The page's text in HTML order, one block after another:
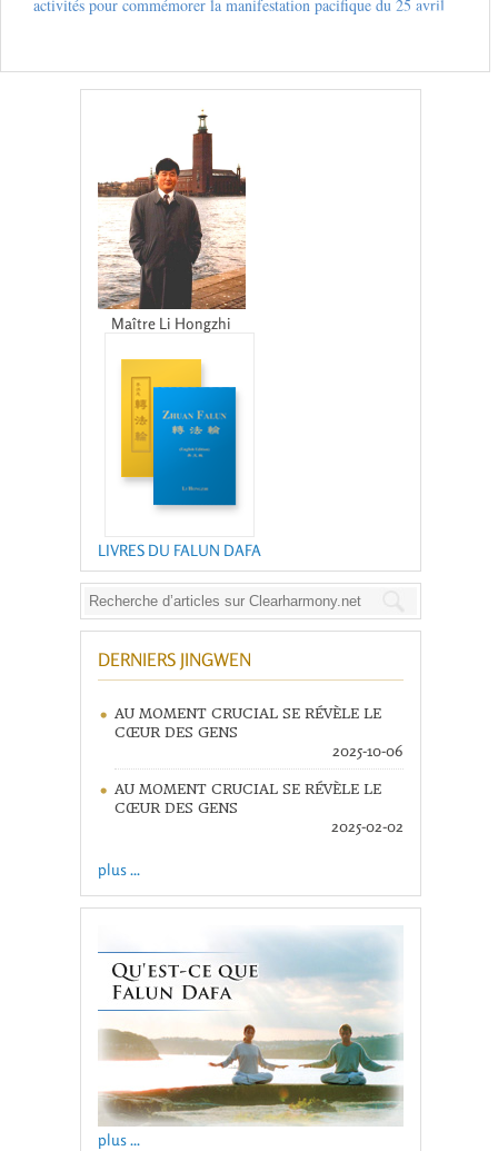
activités pour commémorer la manifestation pacifique du 25 avril
Maître Li Hongzhi
LIVRES DU FALUN DAFA
DERNIERS JINGWEN
AU MOMENT CRUCIAL SE RÉVÈLE LE
CŒUR DES GENS
2025-10-06
AU MOMENT CRUCIAL SE RÉVÈLE LE
CŒUR DES GENS
2025-02-02
plus ...
plus ...